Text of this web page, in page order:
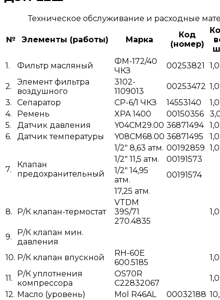
Техническое обслуживание и расходные
№ Элементы (работы) Марка
Код
(номер)
1.
Фильтр масляный
ФМ-172/40
ЧКЗ
00253821 1,0
2.
Элемент фильтра
воздушного
3102-
1109013
00253472 1,0
3.
Сепаратор СР-6/1 ЧКЗ 14553140
1,0
4.
Ремень XPA 1400 00150356
5.
Датчик давления Y04CM29.00 36871494
1,0
6.
Датчик температуры Y08CM68.00 36871495 1,0
7.
Клапан
предохранительный
1/2" 8,63 атм. 00192859 1,0
1/2" 11,5 атм.
00191573
1/2" 14,95
атм.
00191574
17,25 атм.
8. Р/К клапан-термостат
VTDM
39S/71
270.4835
1,0
9.
Р/К клапан мин.
давления
10. Р/К клапан впускной
RH-60E
600.5185
1,0
11. Р/К уплотнения
компрессора
OS70R
С22832067
1,0
12. Масло (уровень) Mol R46AL 00032188